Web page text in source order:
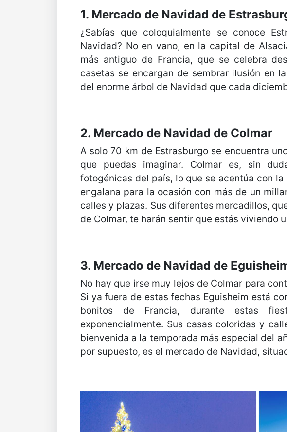
1. Mercado de Navidad de
¿Sabías que coloquialmente se conoce
Navidad? No en vano, en la capital de
más antiguo de Francia, que se celebra
casetas se encargan de sembrar ilusión en
del enorme árbol de Navidad que cada
2. Mercado de Navidad de Colmar
A solo 70 km de Estrasburgo se encuentra
que puedas imaginar. Colmar es, sin
fotogénicas del país, lo que se acentúa con
engalana para la ocasión con más de un
calles y plazas. Sus diferentes mercadillos,
de Colmar, te harán sentir que estás viviendo
3. Mercado de Navidad de
No hay que irse muy lejos de Colmar para
Si ya fuera de estas fechas Eguisheim está
bonitos de Francia, durante estas
exponencialmente. Sus casas coloridas y
bienvenida a la temporada más especial del
por supuesto, es el mercado de Navidad,